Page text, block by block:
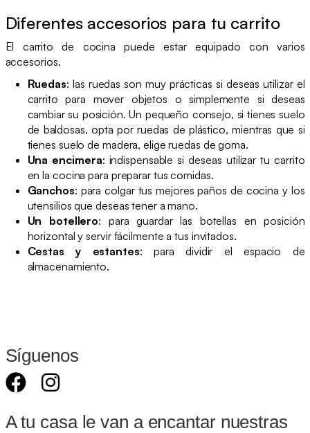
Diferentes accesorios para tu carrito
El carrito de cocina puede estar equipado con varios
accesorios.
Ruedas: las ruedas son muy prácticas si deseas utilizar el
carrito para mover objetos o simplemente si deseas
cambiar su posición. Un pequeño consejo, si tienes suelo
de baldosas, opta por ruedas de plástico, mientras que si
tienes suelo de madera, elige ruedas de goma.
Una encimera: indispensable si deseas utilizar tu carrito
en la cocina para preparar tus comidas.
Ganchos: para colgar tus mejores paños de cocina y los
utensilios que deseas tener a mano.
Un botellero: para guardar las botellas en posición
horizontal y servir fácilmente a tus invitados.
Cestas y estantes: para dividir el espacio de
almacenamiento.
Síguenos
A tu casa le van a encantar nuestras